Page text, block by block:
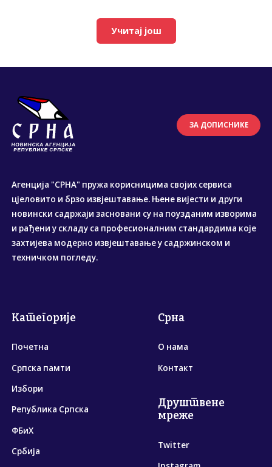
Учитај још
ЗА ДОПИСНИКЕ
Агенција "СРНА" пружа корисницима својих сервиса
цјеловито и брзо извјештавање. Њене вијести и други
новински садржаји засновани су на поузданим изворима
и рађени у складу са професионалним стандардима које
захтијева модерно извјештавање у садржинском и
техничком погледу.
Категорије
Почетна
Српска памти
Избори
Република Српска
ФБиХ
Србија
Срна
О нама
Контакт
Друштвене
мреже
Twitter